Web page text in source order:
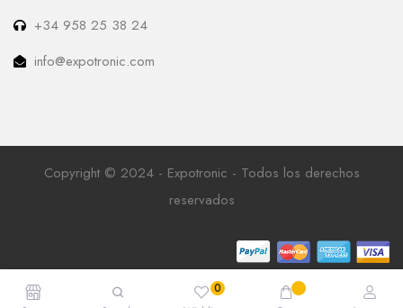
+34 958 25 38 24
info@expotronic.com
Copyright © 2024 - Expotronic - Todos los derechos
reservados